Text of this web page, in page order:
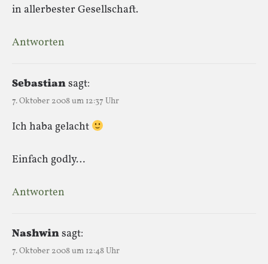
in allerbester Gesellschaft.
Antworten
Sebastiansagt:
7. Oktober 2008 um 12:37 Uhr
Ich haba gelacht
Einfach godly…
Antworten
Nashwinsagt:
7. Oktober 2008 um 12:48 Uhr